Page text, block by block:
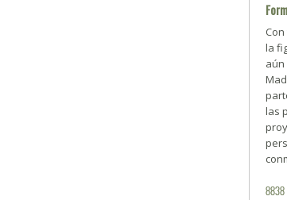
la
aún
las
8838